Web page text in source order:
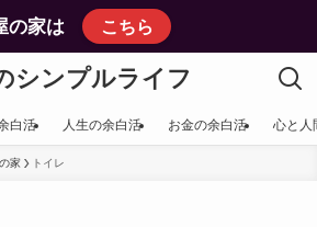
の家は こちら
シンプルライフ
白活 人生の余白活 お金の余白活 心と人
家 トイレ